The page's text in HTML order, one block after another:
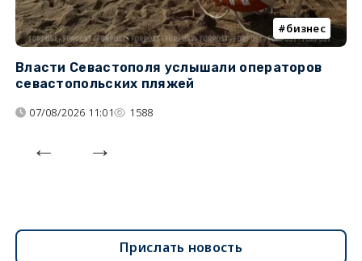
бизнес
Власти Севастополя услышали операторов
севастопольских пляжей
07/08/2026 11:01 1588
Прислать новость